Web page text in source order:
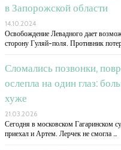
в Запорожской области
14.10.2024
Освобождение Левадного дает
сторону Гуляй-поля. Противник
Сломались позвонки,
ослепла на один глаз:
хуже
21.03.2026
Сегодня в московском Гагаринском
приехал и Артем. Лерчек не смогла …